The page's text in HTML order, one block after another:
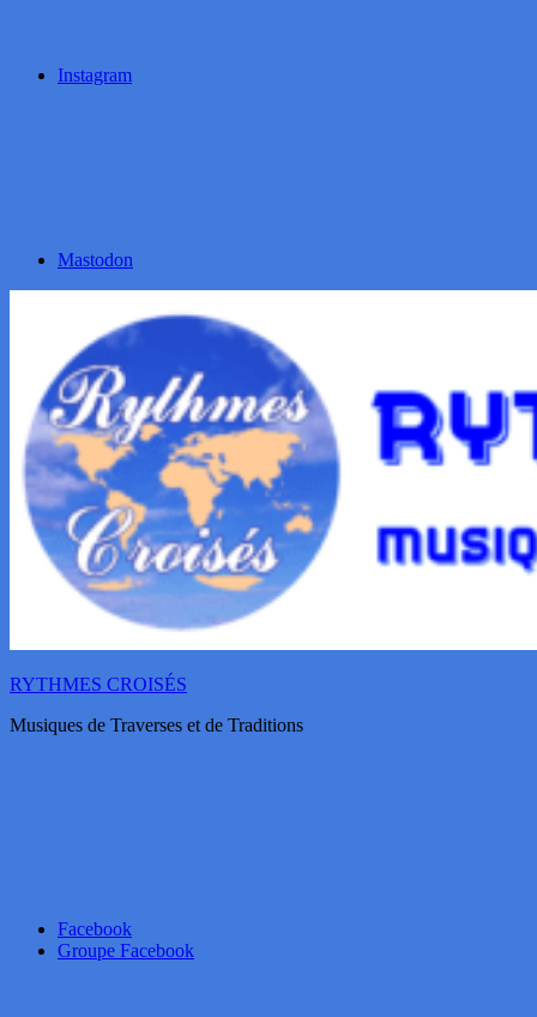
Instagram
Mastodon
RYTHMES CROISÉS
Musiques de Traverses et de Traditions
Facebook
Groupe Facebook